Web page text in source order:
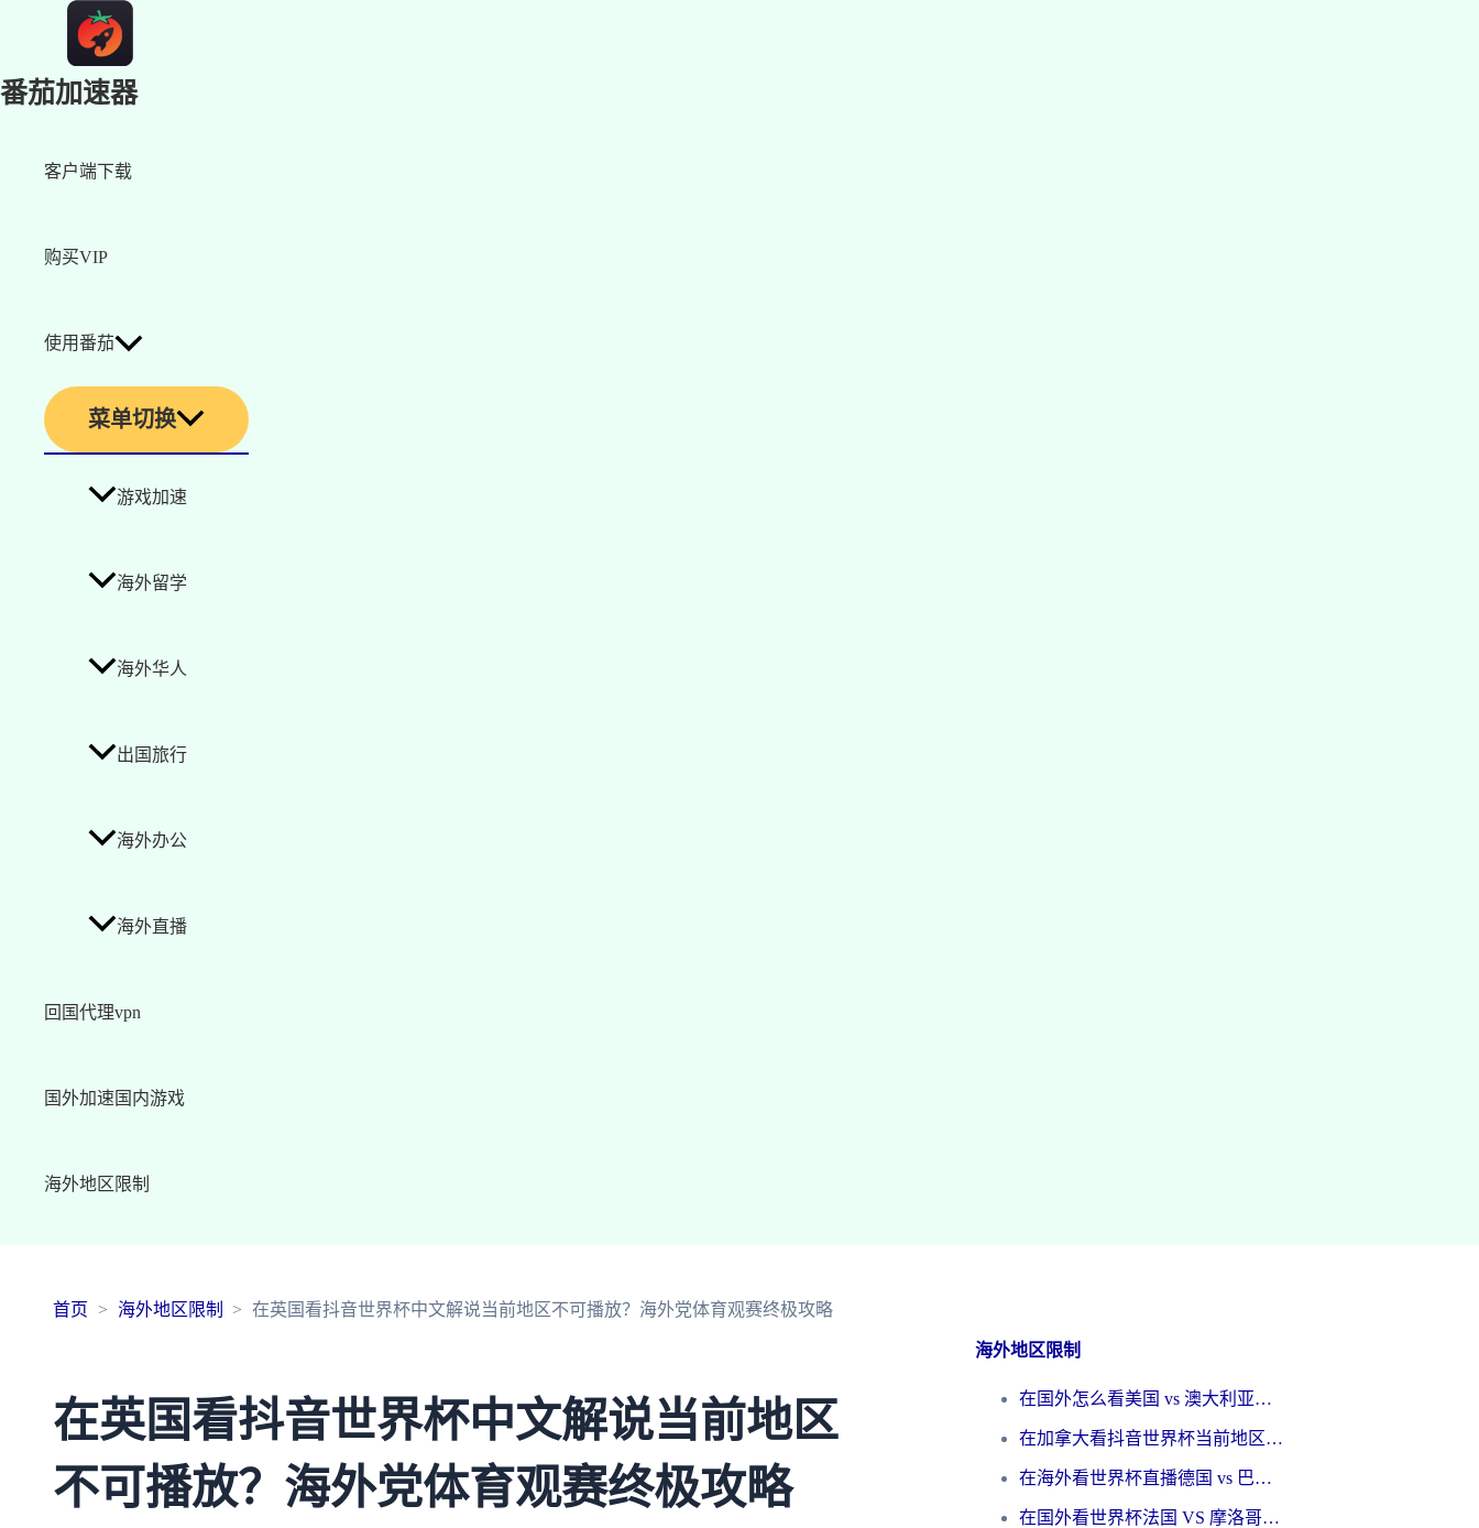
番茄加速器
客户端下载
购买VIP
使用番茄
菜单切换
游戏加速
海外留学
海外华人
出国旅行
海外办公
海外直播
回国代理vpn
国外加速国内游戏
海外地区限制
首页 海外地区限制 在英国看抖音世界杯中文解说当前地区不可播放？海外党体育观赛终极攻略
在英国看抖音世界杯中文解说当前地区
不可播放？海外党体育观赛终极攻略
海外地区限制
在国外怎么看美国 vs 澳大利亚世界杯直播？海外党必藏的中文解说观赛指南
在加拿大看抖音世界杯当前地区不可播放？海外党体育观赛终极指南
在海外看世界杯直播德国 vs 巴拉圭当前IP受限制？这篇指南帮你轻松解决地区限制
在国外看世界杯法国 VS 摩洛哥仅限中国大陆？别让地域限制拦下你的欢呼